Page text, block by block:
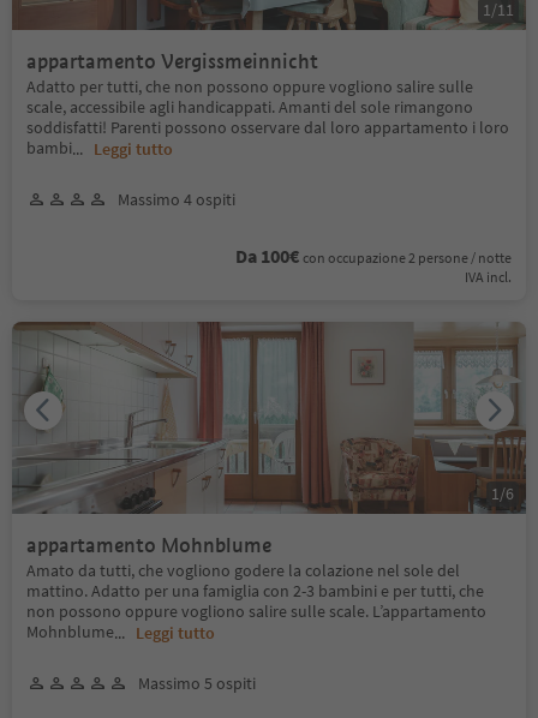
appartamento Vergissmeinnicht
Adatto per tutti, che non possono oppure vogliono salire sulle
scale, accessibile agli handicappati. Amanti del sole rimangono
soddisfatti! Parenti possono osservare dal loro appartamento i loro
bambi... Leggi tutto
Massimo 4 ospiti
Da 100€ con occupazione 2 persone / notte
IVA incl.
1 /11
appartamento Mohnblume
Amato da tutti, che vogliono godere la colazione nel sole del
mattino. Adatto per una famiglia con 2-3 bambini e per tutti, che
non possono oppure vogliono salire sulle scale. L’appartamento
Mohnblume... Leggi tutto
Massimo 5 ospiti
1 /6